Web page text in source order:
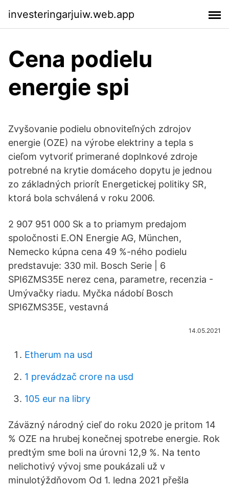
investeringarjuiw.web.app
Cena podielu
energie spi
Zvyšovanie podielu obnoviteľných zdrojov
energie (OZE) na výrobe elektriny a tepla s
cieľom vytvoriť primerané doplnkové zdroje
potrebné na krytie domáceho dopytu je jednou
zo základných priorít Energetickej politiky SR,
ktorá bola schválená v roku 2006.
2 907 951 000 Sk a to priamym predajom
spoločnosti E.ON Energie AG, München,
Nemecko kúpna cena 49 %-ného podielu
predstavuje: 330 mil. Bosch Serie | 6
SPI6ZMS35E nerez cena, parametre, recenzia -
Umývačky riadu. Myčka nádobí Bosch
SPI6ZMS35E, vestavná
14.05.2021
Etherum na usd
1 prevádzač crore na usd
105 eur na libry
Záväzný národný cieľ do roku 2020 je pritom 14
% OZE na hrubej konečnej spotrebe energie. Rok
predtým sme boli na úrovni 12,9 %. Na tento
nelichotivý vývoj sme poukázali už v
minulotýždňovom Od 1. ledna 2021 přešla